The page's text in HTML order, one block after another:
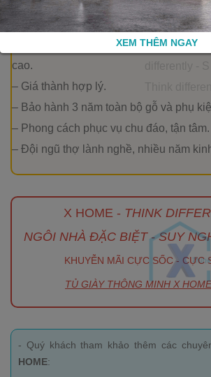
CAM KẾT VỚI KHÁCH HÀNG KHI
X HOME
– Sản phẩm được hoàn thiệt tỉ mỉ, sắc
cao.
– Giá thành hợp lý.
– Bảo hành 3 năm toàn bộ gỗ và phụ
– Phong cách phục vụ chu đáo, tận tâm.
– Đội ngũ thợ lành nghề, nhiều năm
X HOME - THINK
NGÔI NHÀ ĐẶC BIỆT - SUY
KHUYỄN MÃI CỰC SỐC - CỰC
TỦ GIÀY THÔNG MINH X
- Quý khách tham khảo thêm các
HOME:
XEM THÊM NGAY